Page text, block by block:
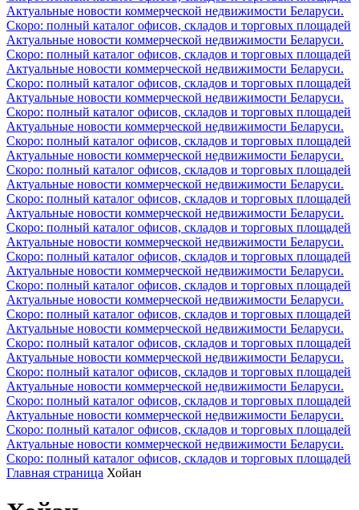
Актуальные новости коммерческой недвижимости Беларуси.
Скоро: полный каталог офисов, складов и торговых площадей
Актуальные новости коммерческой недвижимости Беларуси.
Скоро: полный каталог офисов, складов и торговых площадей
Актуальные новости коммерческой недвижимости Беларуси.
Скоро: полный каталог офисов, складов и торговых площадей
Актуальные новости коммерческой недвижимости Беларуси.
Скоро: полный каталог офисов, складов и торговых площадей
Актуальные новости коммерческой недвижимости Беларуси.
Скоро: полный каталог офисов, складов и торговых площадей
Актуальные новости коммерческой недвижимости Беларуси.
Скоро: полный каталог офисов, складов и торговых площадей
Актуальные новости коммерческой недвижимости Беларуси.
Скоро: полный каталог офисов, складов и торговых площадей
Актуальные новости коммерческой недвижимости Беларуси.
Скоро: полный каталог офисов, складов и торговых площадей
Актуальные новости коммерческой недвижимости Беларуси.
Скоро: полный каталог офисов, складов и торговых площадей
Актуальные новости коммерческой недвижимости Беларуси.
Скоро: полный каталог офисов, складов и торговых площадей
Актуальные новости коммерческой недвижимости Беларуси.
Скоро: полный каталог офисов, складов и торговых площадей
Актуальные новости коммерческой недвижимости Беларуси.
Скоро: полный каталог офисов, складов и торговых площадей
Актуальные новости коммерческой недвижимости Беларуси.
Скоро: полный каталог офисов, складов и торговых площадей
Актуальные новости коммерческой недвижимости Беларуси.
Скоро: полный каталог офисов, складов и торговых площадей
Актуальные новости коммерческой недвижимости Беларуси.
Скоро: полный каталог офисов, складов и торговых площадей
Актуальные новости коммерческой недвижимости Беларуси.
Скоро: полный каталог офисов, складов и торговых площадей
Главная страница Хойан